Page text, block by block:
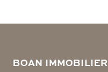
BOAN IMMOBILIER